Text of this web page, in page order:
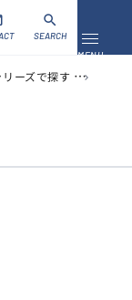
メニュ
MENU
search
SEARCH
リーズで探す chevron_right